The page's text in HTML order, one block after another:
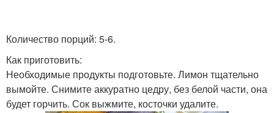
Количество порций: 5-6.
Как приготовить:
Необходимые продукты подготовьте. Лимон тщательно
вымойте. Снимите аккуратно цедру, без белой части, она
будет горчить. Сок выжмите, косточки удалите.